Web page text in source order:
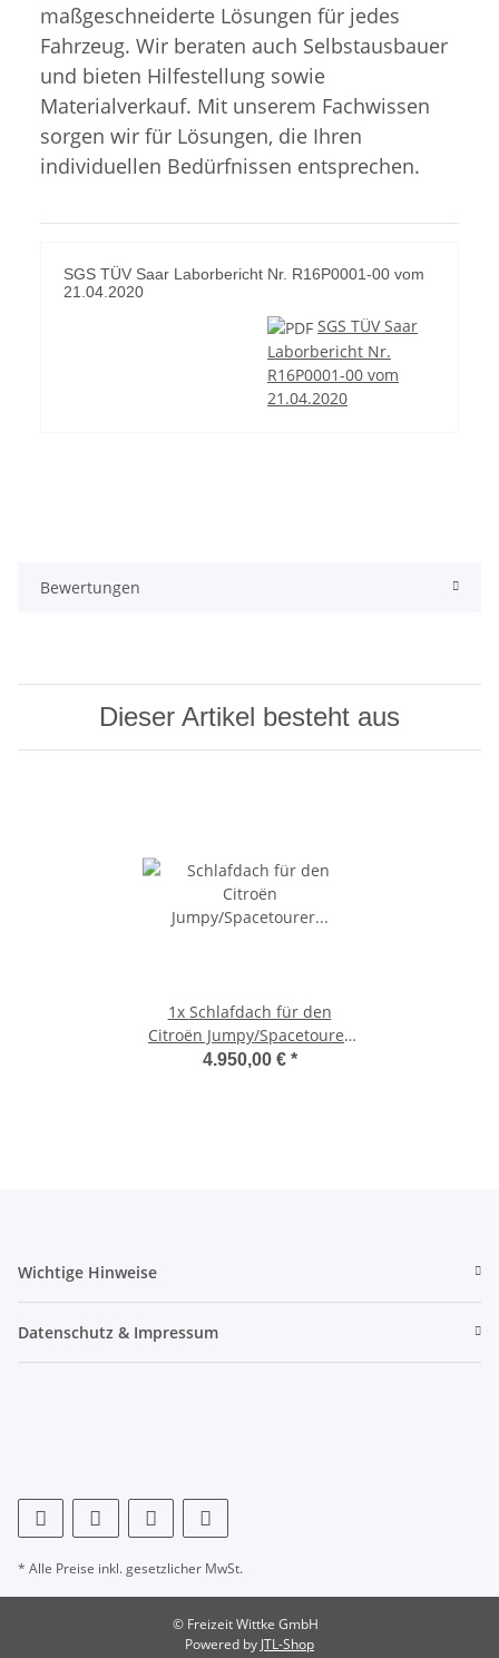
maßgeschneiderte Lösungen für jedes
Fahrzeug. Wir beraten auch Selbstausbauer
und bieten Hilfestellung sowie
Materialverkauf. Mit unserem Fachwissen
sorgen wir für Lösungen, die Ihren
individuellen Bedürfnissen entsprechen.
SGS TÜV Saar Laborbericht Nr. R16P0001-00 vom
21.04.2020
SGS TÜV Saar
Laborbericht Nr.
R16P0001-00 vom
21.04.2020
Bewertungen
Dieser Artikel besteht aus
1x Schlafdach für den
Citroën Jumpy/Spacetourer
K0205 weiß
4.950,00 € *
Wichtige Hinweise
Datenschutz & Impressum
* Alle Preise inkl. gesetzlicher MwSt.
© Freizeit Wittke GmbH
Powered by JTL-Shop